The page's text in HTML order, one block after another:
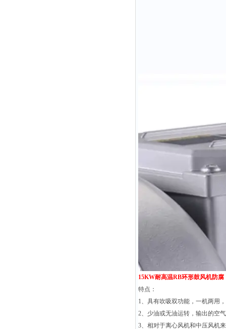
15KW耐高温RB环形鼓风机防腐
特点：
1、具有吹吸双功能，一机两用
2、少油或无油运转，输出的空
3、相对于离心风机和中压风机